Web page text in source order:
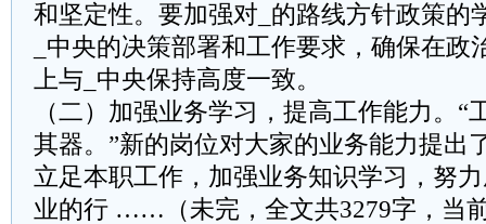
和坚定性。要加强对_的路线方针政策的
_中央的决策部署和工作要求，确保在政
上与_中央保持高度一致。
（二）加强业务学习，提高工作能力。“
其器。”新的岗位对大家的业务能力提出
立足本职工作，加强业务知识学习，努
业的行 ……（未完，全文共3279字，当